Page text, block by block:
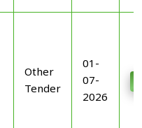
Other
Tender
01-
07-
2026